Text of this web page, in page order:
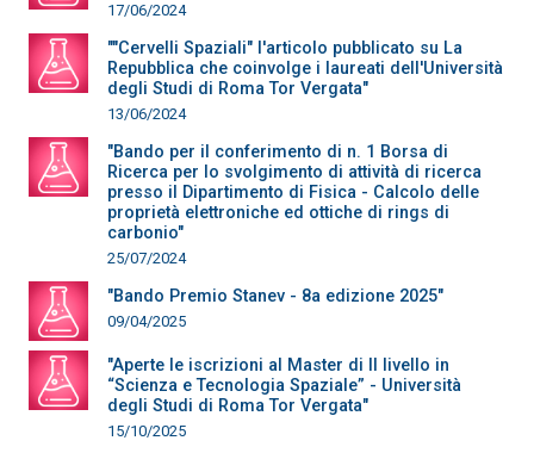
17/06/2024
""Cervelli Spaziali" l'articolo pubblicato su La
Repubblica che coinvolge i laureati dell'Università
degli Studi di Roma Tor Vergata"
13/06/2024
"Bando per il conferimento di n. 1 Borsa di
Ricerca per lo svolgimento di attività di ricerca
presso il Dipartimento di Fisica - Calcolo delle
proprietà elettroniche ed ottiche di rings di
carbonio"
25/07/2024
"Bando Premio Stanev - 8a edizione 2025"
09/04/2025
"Aperte le iscrizioni al Master di II livello in
“Scienza e Tecnologia Spaziale” - Università
degli Studi di Roma Tor Vergata"
15/10/2025